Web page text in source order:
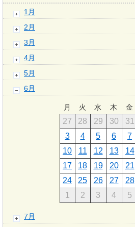
1月
2月
3月
4月
5月
6月
月 火 水 木 金
27 28 29 30 31
3
4 5 6 7
10
11 12 13 14
17
18 19 20 21
24
25 26 27 28
1
2 3 4 5
7月